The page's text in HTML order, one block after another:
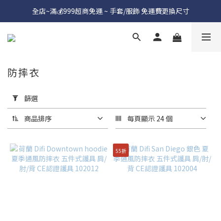
全店~滿💰999超商免運 ~ 手套/服飾 免運費更換尺寸
用
篩
選
(0/20)
價格
(NT$)
防摔衣
篩選
商品排序 每頁顯示 24 個
55折